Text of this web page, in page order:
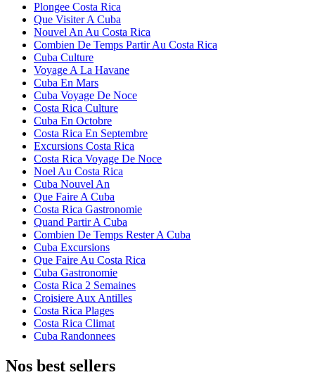
Plongee Costa Rica
Que Visiter A Cuba
Nouvel An Au Costa Rica
Combien De Temps Partir Au Costa Rica
Cuba Culture
Voyage A La Havane
Cuba En Mars
Cuba Voyage De Noce
Costa Rica Culture
Cuba En Octobre
Costa Rica En Septembre
Excursions Costa Rica
Costa Rica Voyage De Noce
Noel Au Costa Rica
Cuba Nouvel An
Que Faire A Cuba
Costa Rica Gastronomie
Quand Partir A Cuba
Combien De Temps Rester A Cuba
Cuba Excursions
Que Faire Au Costa Rica
Cuba Gastronomie
Costa Rica 2 Semaines
Croisiere Aux Antilles
Costa Rica Plages
Costa Rica Climat
Cuba Randonnees
Nos best sellers